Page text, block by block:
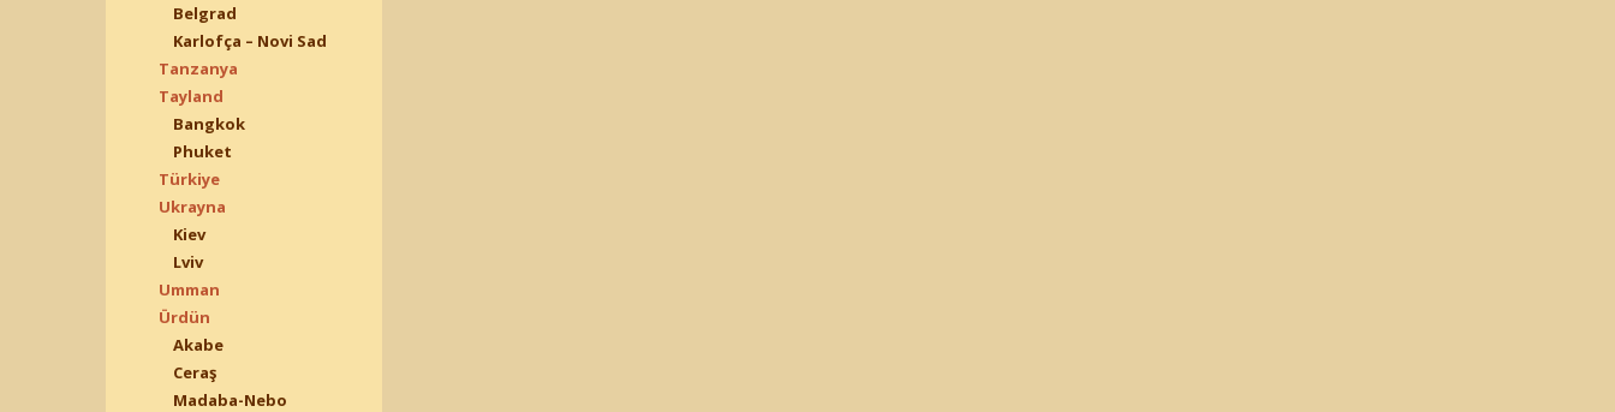
Belgrad
Karlofça – Novi Sad
Tanzanya
Tayland
Bangkok
Phuket
Türkiye
Ukrayna
Kiev
Lviv
Umman
Ürdün
Akabe
Ceraş
Madaba-Nebo